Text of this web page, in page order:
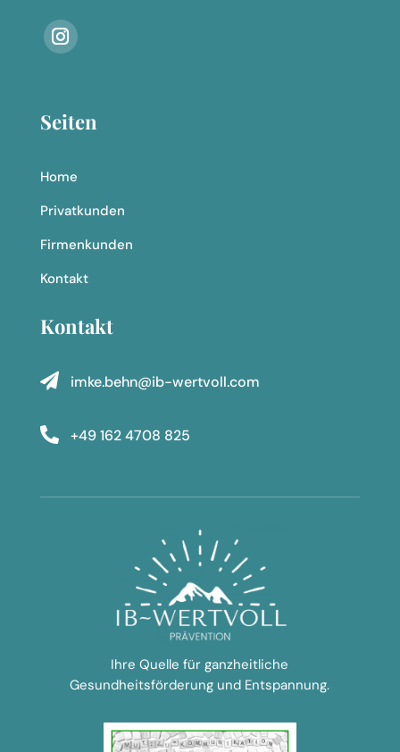
Seiten
Home
Privatkunden
Firmenkunden
Kontakt
Kontakt
 imke.behn@ib-wertvoll.com
 +49 162 4708 825
Ihre Quelle für ganzheitliche
Gesundheitsförderung und Entspannung.